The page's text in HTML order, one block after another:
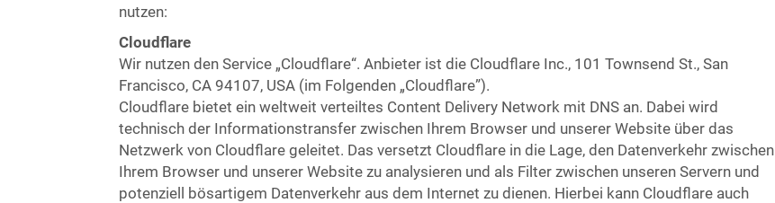
nutzen:
Cloudflare
Wir nutzen den Service „Cloudflare“. Anbieter ist die Cloudflare Inc., 101 Townsend St., San
Francisco, CA 94107, USA (im Folgenden „Cloudflare”).
Cloudflare bietet ein weltweit verteiltes Content Delivery Network mit DNS an. Dabei wird
technisch der Informationstransfer zwischen Ihrem Browser und unserer Website über das
Netzwerk von Cloudflare geleitet. Das versetzt Cloudflare in die Lage, den Datenverkehr zwischen
Ihrem Browser und unserer Website zu analysieren und als Filter zwischen unseren Servern und
potenziell bösartigem Datenverkehr aus dem Internet zu dienen. Hierbei kann Cloudflare auch